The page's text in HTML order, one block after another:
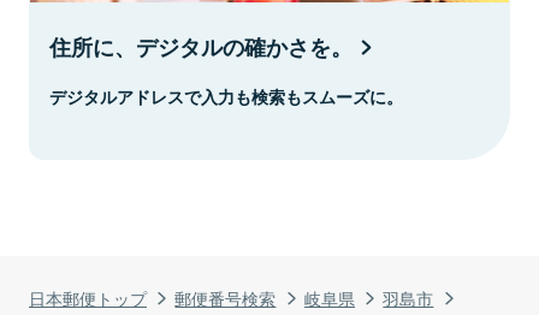
日本郵便トップ 郵便番号検索 岐阜県
羽島市
住所に、デジタルの確かさを。
デジタルアドレスで入力も検索もスムーズに。